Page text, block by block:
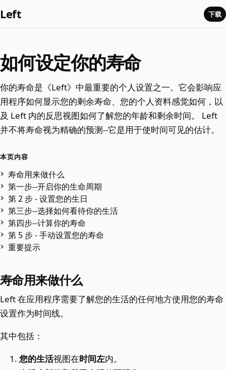
Left 下载
如何设定你的寿命
你的寿命是《Left》中最重要的个人设置之一。它会影响应
用程序如何显示您的剩余寿命、您的个人资料感觉如何，以
及 Left 内的反思视图如何了解您的年龄和剩余时间。 Left
并不将寿命视为精确的预测--它是用于使时间可见的估计。
本页内容
寿命用来做什么
第一步--开启你的生命周期
第 2 步 - 设置您的生日
第三步--选择如何看待你的生活
第四步--计算你的寿命
第 5 步 - 手动设置您的寿命
重要提示
寿命用来做什么
Left 在应用程序需要了解您的生活的任何地方使用您的寿命
设置作为时间线。
其中包括：
您的生活视图在时间左内。